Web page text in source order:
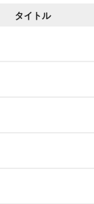
タイトル